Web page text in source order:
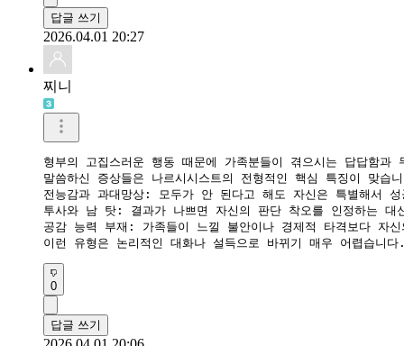
답글 쓰기
2026.04.01 20:27
찌니
형부의 고집스러운 행동 때문에 가족분들이 겪으시는 답답함
말씀하신 증상들은 나르시시스트의 전형적인 핵심 특징이 맞
전능감과 과대망상: 모두가 안 된다고 해도 자신은 특별해서
투사와 남 탓: 결과가 나쁘면 자신의 판단 착오를 인정하는
공감 능력 부재: 가족들이 느낄 불안이나 경제적 타격보다 자
이런 유형은 논리적인 대화나 설득으로 바뀌기 매우 어렵습니
0
답글 쓰기